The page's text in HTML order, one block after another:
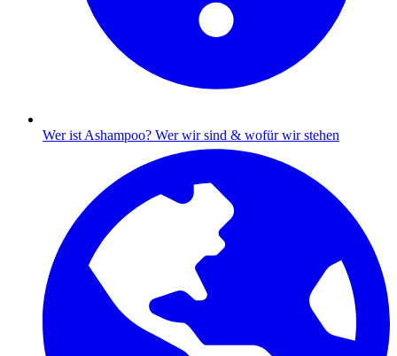
Wer ist Ashampoo? Wer wir sind & wofür wir stehen